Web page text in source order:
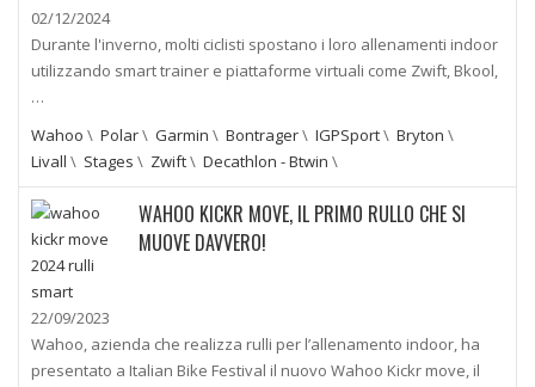
02/12/2024
Durante l'inverno, molti ciclisti spostano i loro allenamenti indoor
utilizzando smart trainer e piattaforme virtuali come Zwift, Bkool,
…
Wahoo \ Polar\ Garmin \ Bontrager\ IGPSport\ Bryton \
Livall \ Stages \ Zwift\ Decathlon - Btwin \
WAHOO KICKR MOVE, IL PRIMO RULLO CHE SI
MUOVE DAVVERO!
22/09/2023
Wahoo, azienda che realizza rulli per l’allenamento indoor, ha
presentato a Italian Bike Festival il nuovo Wahoo Kickr move, il